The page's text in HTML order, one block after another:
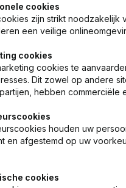
-43.910
cookies
zijn strikt noodzakelijk
een veilige
cookies
cookies te
Dit zowel op andere
hebben commerciële
houden uw
en afgestemd op uw
cookies